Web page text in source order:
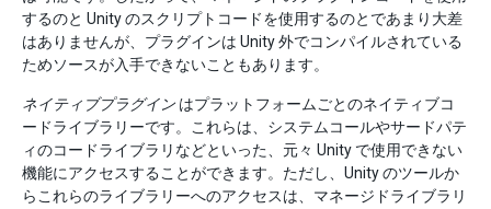
するのと Unity のスクリプトコードを使用するのとであまり大差
はありませんが、プラグインは Unity 外でコンパイルされている
ためソースが入手できないこともあります。
ネイティブプラグイン はプラットフォームごとのネイティブコ
ードライブラリーです。これらは、システムコールやサードパテ
ィのコードライブラリなどといった、元々 Unity で使用できない
機能にアクセスすることができます。ただし、Unity のツールか
らこれらのライブラリーへのアクセスは、マネージドライブラリ